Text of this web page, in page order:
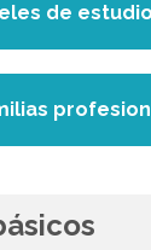
de estudio